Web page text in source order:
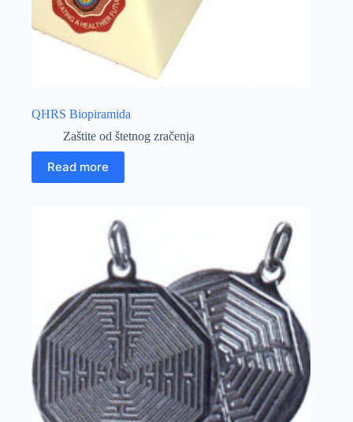
QHRS Biopiramida
Zaštite od štetnog zračenja
Read more